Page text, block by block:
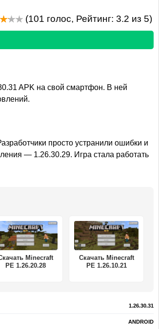
(101 голос, Рейтинг:3.2 из 5)
APK на свой смартфон. В ней
просто устранили ошибки и
— 1.26.30.29. Игра стала работать
Minecraft
PE 1.26.20.28
Скачать Minecraft
PE 1.26.10.21
1.26.30.31
ANDROID